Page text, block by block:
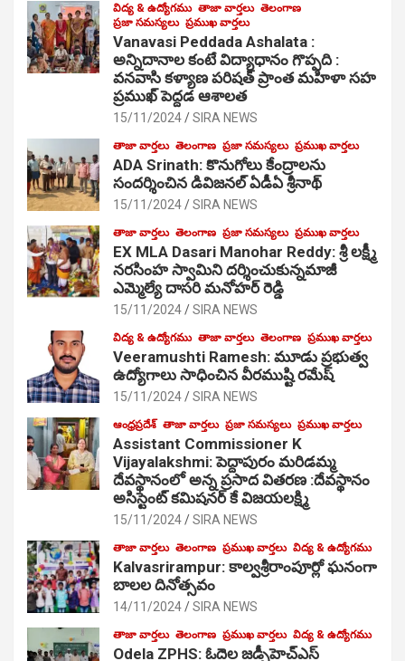
విద్య & ఉద్యోగము తాజా వార్తలు తెలంగాణ
ప్రజా సమస్యలు ప్రముఖ వార్తలు
Vanavasi Peddada Ashalata :
అన్నిదానాల కంటే విద్యాధానం గొప్పది :
వనవాసి కళ్యాణ పరిషత్ ప్రాంత మహిళా సహ
ప్రముఖ్ పెద్దడ ఆశాలత
15/11/2024 SIRA NEWS
తాజా వార్తలు తెలంగాణ ప్రజా సమస్యలు ప్రముఖ వార్తలు
ADA Srinath: కొనుగోలు కేంద్రాల‌ను
సంద‌ర్శించిన డివిజనల్ ఏడీఏ శ్రీనాథ్
15/11/2024 SIRA NEWS
తాజా వార్తలు తెలంగాణ ప్రజా సమస్యలు ప్రముఖ వార్తలు
EX MLA Dasari Manohar Reddy: శ్రీ లక్ష్మీ
నరసింహ స్వామిని దర్శించుకున్నమాజీ
ఎమ్మెల్యే దాసరి మనోహర్ రెడ్డి
15/11/2024 SIRA NEWS
విద్య & ఉద్యోగము తాజా వార్తలు తెలంగాణ ప్రముఖ వార్తలు
Veeramushti Ramesh: మూడు ప్రభుత్వ
ఉద్యోగాలు సాధించిన వీరముష్టి రమేష్
15/11/2024 SIRA NEWS
ఆంధ్రప్రదేశ్ తాజా వార్తలు ప్రజా సమస్యలు ప్రముఖ వార్తలు
Assistant Commissioner K
Vijayalakshmi: పెద్దాపురం మరిడమ్మ
దేవస్థానంలో అన్న ప్రసాద వితరణ :దేవస్థానం
అసిస్టెంట్ కమిషనర్ కే విజయలక్ష్మి
15/11/2024 SIRA NEWS
తాజా వార్తలు తెలంగాణ ప్రముఖ వార్తలు విద్య & ఉద్యోగము
Kalvasrirampur: కాల్వశ్రీరాంపూర్లో ఘనంగా
బాలల దినోత్సవం
14/11/2024 SIRA NEWS
తాజా వార్తలు తెలంగాణ ప్రముఖ వార్తలు విద్య & ఉద్యోగము
Odela ZPHS: ఓదెల జ‌డ్పీహెచ్ఎస్